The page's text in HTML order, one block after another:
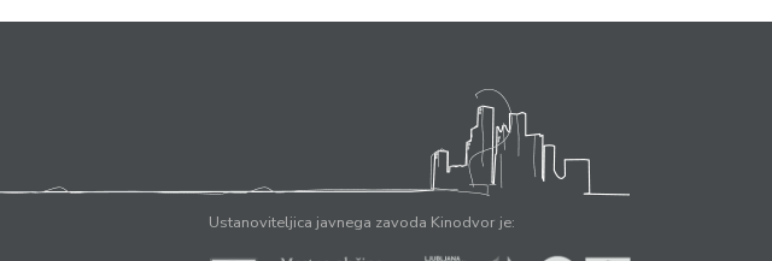
Ustanoviteljica javnega zavoda Kinodvor je: